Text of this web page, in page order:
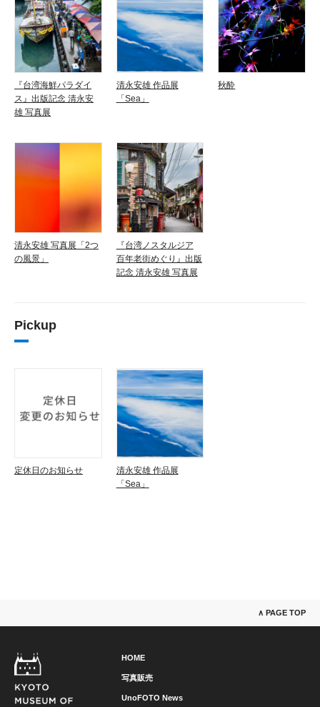
『台湾海鮮パラダイ
ス』出版記念 清永安
雄 写真展
清永安雄 作品展
「Sea」
秋酔
清永安雄 写真展「2つ
の風景」
『台湾ノスタルジア
百年老街めぐり』出版
記念 清永安雄 写真展
Pickup
定休日のお知らせ
清永安雄 作品展
「Sea」
∧ PAGE TOP
HOME
写真販売
UnoFOTO News